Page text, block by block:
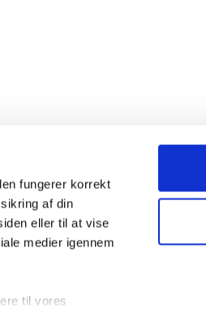
fungerer korrekt
af din
eller til at vise
medier igennem
til vores